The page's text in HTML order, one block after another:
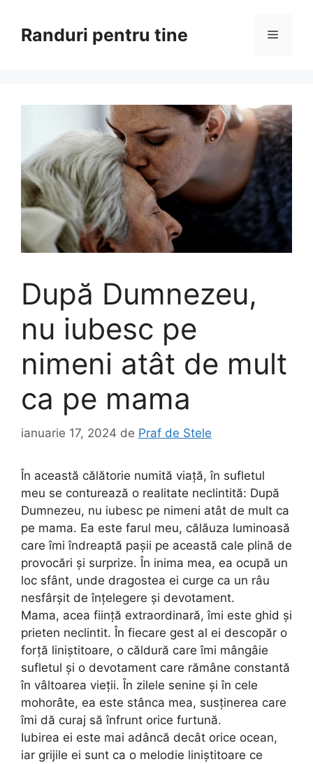
conținutRanduri pentru tine Meniu
După Dumnezeu,
nu iubesc pe
nimeni atât de mult
ca pe mama
ianuarie 17, 2024 de Praf de Stele
În această călătorie numită viață, în sufletul
meu se conturează o realitate neclintită: După
Dumnezeu, nu iubesc pe nimeni atât de mult ca
pe mama. Ea este farul meu, călăuza luminoasă
care îmi îndreaptă pașii pe această cale plină de
provocări și surprize. În inima mea, ea ocupă un
loc sfânt, unde dragostea ei curge ca un râu
nesfârșit de înțelegere și devotament.
Mama, acea ființă extraordinară, îmi este ghid și
prieten neclintit. În fiecare gest al ei descopăr o
forță liniștitoare, o căldură care îmi mângâie
sufletul și o devotament care rămâne constantă
în vâltoarea vieții. În zilele senine și în cele
mohorâte, ea este stânca mea, susținerea care
îmi dă curaj să înfrunt orice furtună.
Iubirea ei este mai adâncă decât orice ocean,
iar grijile ei sunt ca o melodie liniștitoare ce